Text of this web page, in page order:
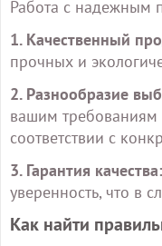
Работа с надежным
1. Качественный
прочных и
2. Разнообразие
вашим требованиям
соответствии с
3. Гарантия качества:
уверенность, что в
Как найти